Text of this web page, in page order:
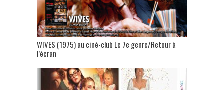
WIVES (1975) au ciné-club Le 7e genre/Retour à
l’écran